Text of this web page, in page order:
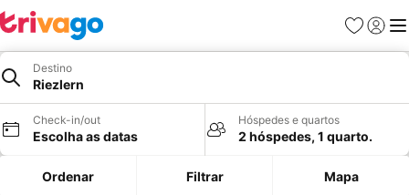
Favoritos
Iniciar
Destino
Riezlern
Check-in/out
Escolha as datas
Hóspedes e quartos
2 hóspedes, 1 quarto.
Ordenar Filtrar Mapa